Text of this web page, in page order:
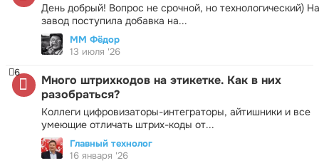
День добрый! Вопрос не срочной, но технологический) На
завод поступила добавка на...
ММ Фёдор
13 июля '26
Много штрихкодов на этикетке. Как в них
разобраться?
Коллеги цифровизаторы-интеграторы, айтишники и все
умеющие отличать штрих-коды от...
6
Главный технолог
16 января '26